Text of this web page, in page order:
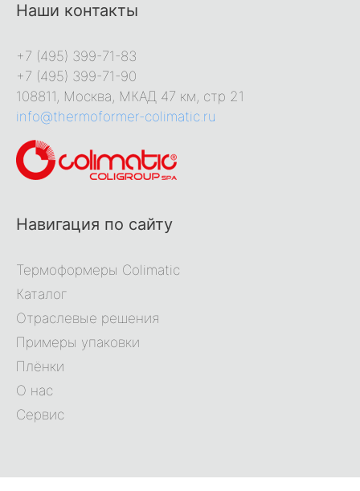
Наши контакты
+7 (495) 399-71-83
+7 (495) 399-71-90
108811, Москва, МКАД 47 км, стр 21
info@thermoformer-colimatic.ru
Навигация по сайту
Термоформеры Colimatic
Каталог
Отраслевые решения
Примеры упаковки
Плёнки
О нас
Сервис